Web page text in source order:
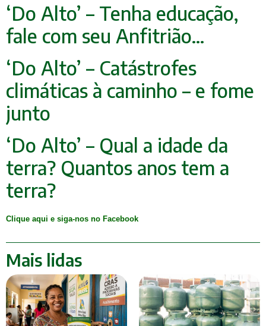
‘Do Alto’ – Tenha educação,
fale com seu Anfitrião…
‘Do Alto’ – Catástrofes
climáticas à caminho – e fome
junto
‘Do Alto’ – Qual a idade da
terra? Quantos anos tem a
terra?
Clique aqui e siga-nos no Facebook
Mais lidas